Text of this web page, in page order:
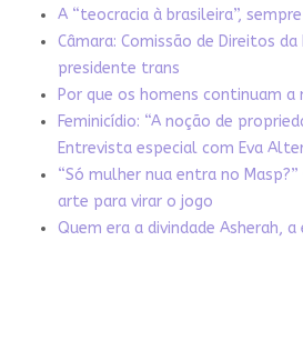
A “teocracia à brasileira”,
Câmara: Comissão de Direitos
presidente trans
Por que os homens continuam a
Feminicídio: “A noção de
Entrevista especial com Eva
“Só mulher nua entra no
arte para virar o jogo
Quem era a divindade Asherah, a